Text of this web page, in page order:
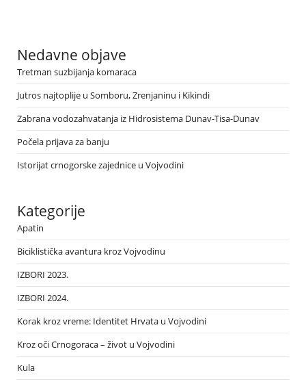
Nedavne objave
Tretman suzbijanja komaraca
Jutros najtoplije u Somboru, Zrenjaninu i Kikindi
Zabrana vodozahvatanja iz Hidrosistema Dunav-Tisa-Dunav
Počela prijava za banju
Istorijat crnogorske zajednice u Vojvodini
Kategorije
Apatin
Biciklistička avantura kroz Vojvodinu
IZBORI 2023.
IZBORI 2024.
Korak kroz vreme: Identitet Hrvata u Vojvodini
Kroz oči Crnogoraca – život u Vojvodini
Kula